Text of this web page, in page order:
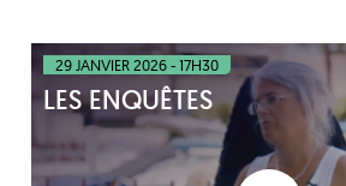
29 JANVIER 2026 - 17H30
LES ENQUÊTES